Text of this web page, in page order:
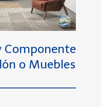
Componente
o Muebles